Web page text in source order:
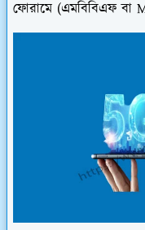
ফোরামে (এমবিবিএফ বা